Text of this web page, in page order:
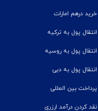
خرید درهم امارات
انتقال پول به ترکیه
انتقال پول به روسیه
انتقال پول به دبی
پرداخت بین المللی
نقد کردن درآمد ارزری